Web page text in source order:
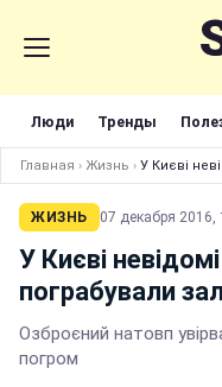
Люди Тренды
Главная › Жизнь › У Києві
ЖИЗНЬ 07 декабря 2016,
У Києві
пограбували
Озброєний натовп
погром